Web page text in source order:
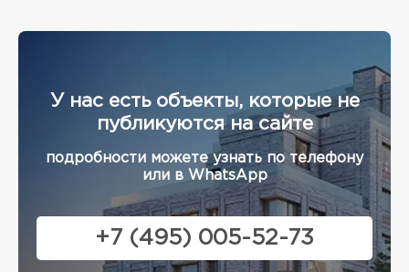
У нас есть объекты, которые не
публикуются на сайте
подробности можете узнать по телефону
или в WhatsApp
+7 (495) 005-52-73